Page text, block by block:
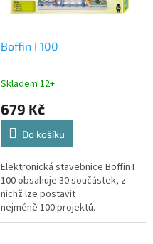
Boffin I 100
Skladem 12+
679 Kč
Do košíku
Elektronická stavebnice Boffin I
100 obsahuje 30 součástek, z
nichž lze postavit
nejméně 100 projektů.